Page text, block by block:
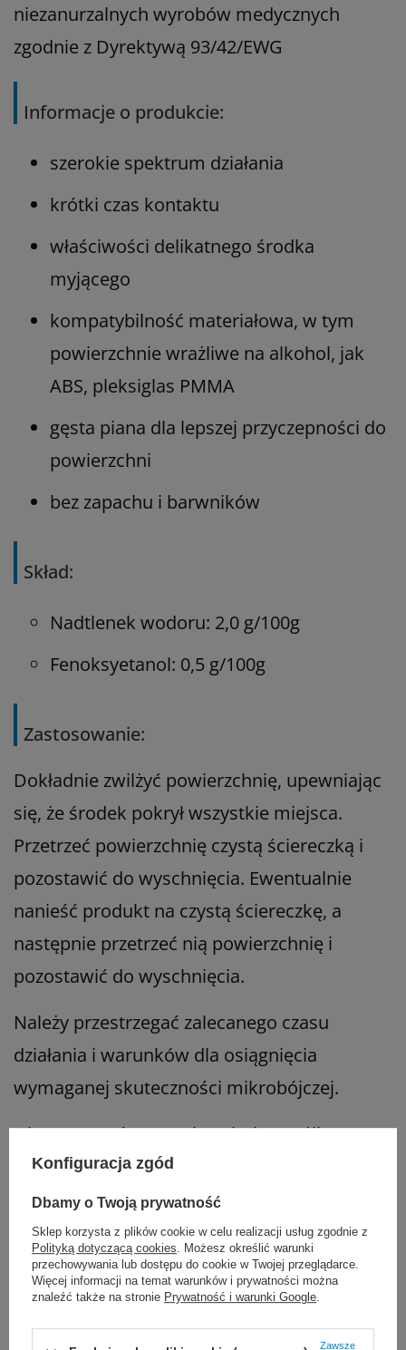
niezanurzalnych wyrobów medycznych
zgodnie z Dyrektywą 93/42/EWG
Informacje o produkcie:
szerokie spektrum działania
krótki czas kontaktu
właściwości delikatnego środka
myjącego
kompatybilność materiałowa, w tym
powierzchnie wrażliwe na alkohol, jak
ABS, pleksiglas PMMA
gęsta piana dla lepszej przyczepności do
powierzchni
bez zapachu i barwników
Skład:
Nadtlenek wodoru: 2,0 g/100g
Fenoksyetanol: 0,5 g/100g
Zastosowanie:
Dokładnie zwilżyć powierzchnię, upewniając
się, że środek pokrył wszystkie miejsca.
Przetrzeć powierzchnię czystą ściereczką i
pozostawić do wyschnięcia. Ewentualnie
nanieść produkt na czystą ściereczkę, a
następnie przetrzeć nią powierzchnię i
pozostawić do wyschnięcia.
Należy przestrzegać zalecanego czasu
działania i warunków dla osiągnięcia
wymaganej skuteczności mikrobójczej.
Nie stosować na powierzchnie wrażliwe na
działanie substancji utleniających, czyli np.
powierzchnie marmurowe, miedziane lub
mosiężne.
Skuteczność:
Dezynfekcja powierzchni według metody
Konfiguracja zgód
Dbamy o Twoją prywatność
Sklep korzysta z plików cookie w celu realizacji usług zgodnie z
Polityką dotyczącą cookies . Możesz określić warunki
przechowywania lub dostępu do cookie w Twojej przeglądarce.
Więcej informacji na temat warunków i prywatności można
znaleźć także na stronie Prywatność i warunki Google
Zawsze